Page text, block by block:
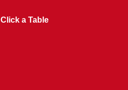
Click a Table